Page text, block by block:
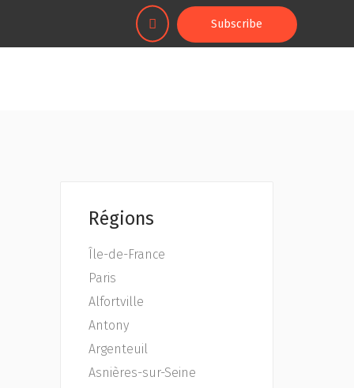
Subscribe
Régions
Île-de-France
Paris
Alfortville
Antony
Argenteuil
Asnières-sur-Seine